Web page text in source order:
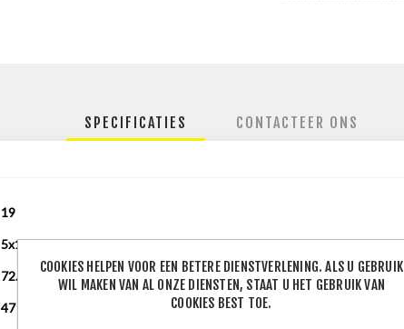
SPECIFICATIES CONTACTEER ONS
19
5x120
72.6
47
COOKIES HELPEN VOOR EEN BETERE DIENSTVERLENING. ALS U GEBRUIK
WIL MAKEN VAN AL ONZE DIENSTEN, STAAT U HET GEBRUIK VAN
COOKIES BEST TOE.